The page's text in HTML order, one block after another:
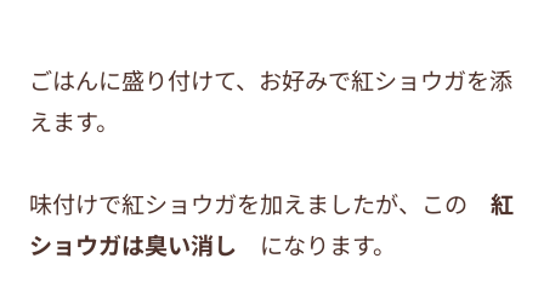
ごはんに盛り付けて、お好みで紅ショウガを添
えます。
味付けで紅ショウガを加えましたが、この 紅
ショウガは臭い消し になります。